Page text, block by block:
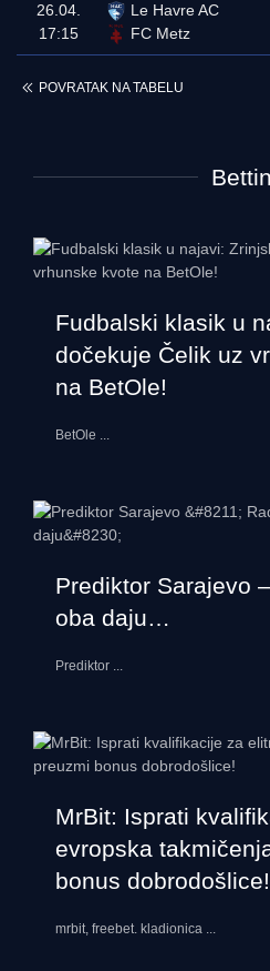
26.04.
17:15
Le Havre AC
FC Metz
POVRATAK NA TABELU
Fudbalski klasik u
dočekuje Čelik uz
na BetOle!
BetOle ...
Prediktor Sarajevo
oba daju…
Prediktor ...
MrBit: Isprati
evropska
bonus dobrodošlice!
mrbit, freebet. kladionica ...